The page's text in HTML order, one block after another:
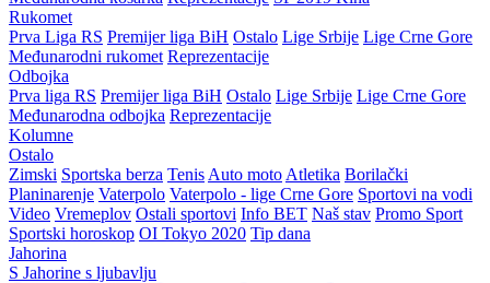
Rukomet
Prva Liga RS Premijer liga BiH Ostalo Lige Srbije Lige Crne Gore
Međunarodni rukomet Reprezentacije
Odbojka
Prva liga RS Premijer liga BiH Ostalo Lige Srbije Lige Crne Gore
Međunarodna odbojka Reprezentacije
Kolumne
Ostalo
Zimski Sportska berza Tenis Auto moto Atletika Borilački
Planinarenje Vaterpolo Vaterpolo - lige Crne Gore Sportovi na vodi
Video Vremeplov Ostali sportovi Info BET Naš stav Promo Sport
Sportski horoskop OI Tokyo 2020 Tip dana
Jahorina
S Jahorine s ljubavlju